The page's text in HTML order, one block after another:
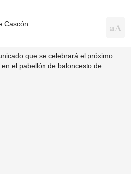
Cascón
que se celebrará el próximo
el pabellón de baloncesto de